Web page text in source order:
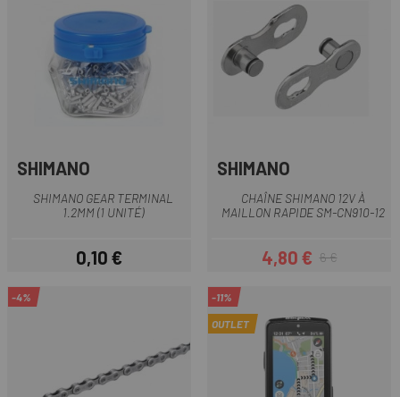
SHIMANO
SHIMANO GEAR TERMINAL
1.2MM (1 UNITÉ)
Prix
0,10 €
SHIMANO
CHAÎNE SHIMANO 12V À
MAILLON RAPIDE SM-CN910-12
Prix
4,80 €Prix habituel
6 €
-4% -11%
OUTLET